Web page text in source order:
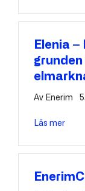
Elenia
Av Enerim
Läs mer